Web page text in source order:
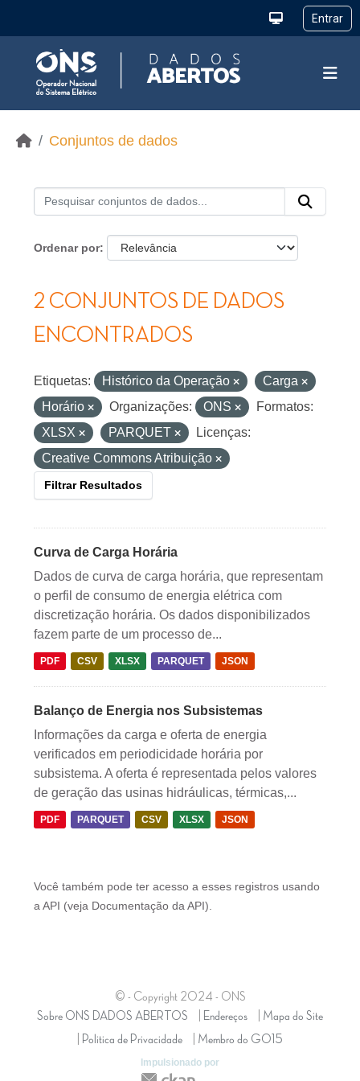
Conjuntos de dados
Ordenar por
2 CONJUNTOS DE DADOS
ENCONTRADOS
Etiquetas: Histórico da Operação
Carga
Horário
Organizações: ONS
Formatos:
XLSX
PARQUET
Licenças:
Creative Commons Atribuição
Filtrar Resultados
Curva de Carga Horária
Dados de curva de carga horária, que representam
o perfil de consumo de energia elétrica com
discretização horária. Os dados disponibilizados
fazem parte de um processo de...
PDF CSV XLSX PARQUET JSON
Balanço de Energia nos Subsistemas
Informações da carga e oferta de energia
verificados em periodicidade horária por
subsistema. A oferta é representada pelos valores
de geração das usinas hidráulicas, térmicas,...
PDF PARQUET CSV XLSX JSON
Você também pode ter acesso a esses registros usando
a API (veja Documentação da API).
© - Copyright 2024 - ONS
Sobre ONS DADOS ABERTOS
Endereços
Mapa do Site
Politica de Privacidade
Membro do GO15
Impulsionado por